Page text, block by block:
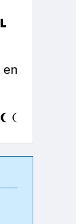
en